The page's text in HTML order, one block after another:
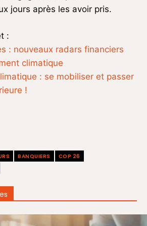
jours après les avoir pris.
:
: nouveaux radars financiers
climatique
: se mobiliser et passer
!
BANQUIERS
COP 26